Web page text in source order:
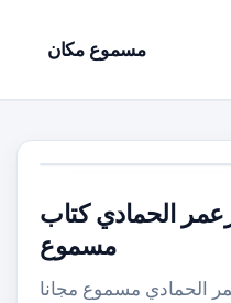
مسموع مكان
الحمادي كتاب
مسموع
الحمادي مسموع مجانا